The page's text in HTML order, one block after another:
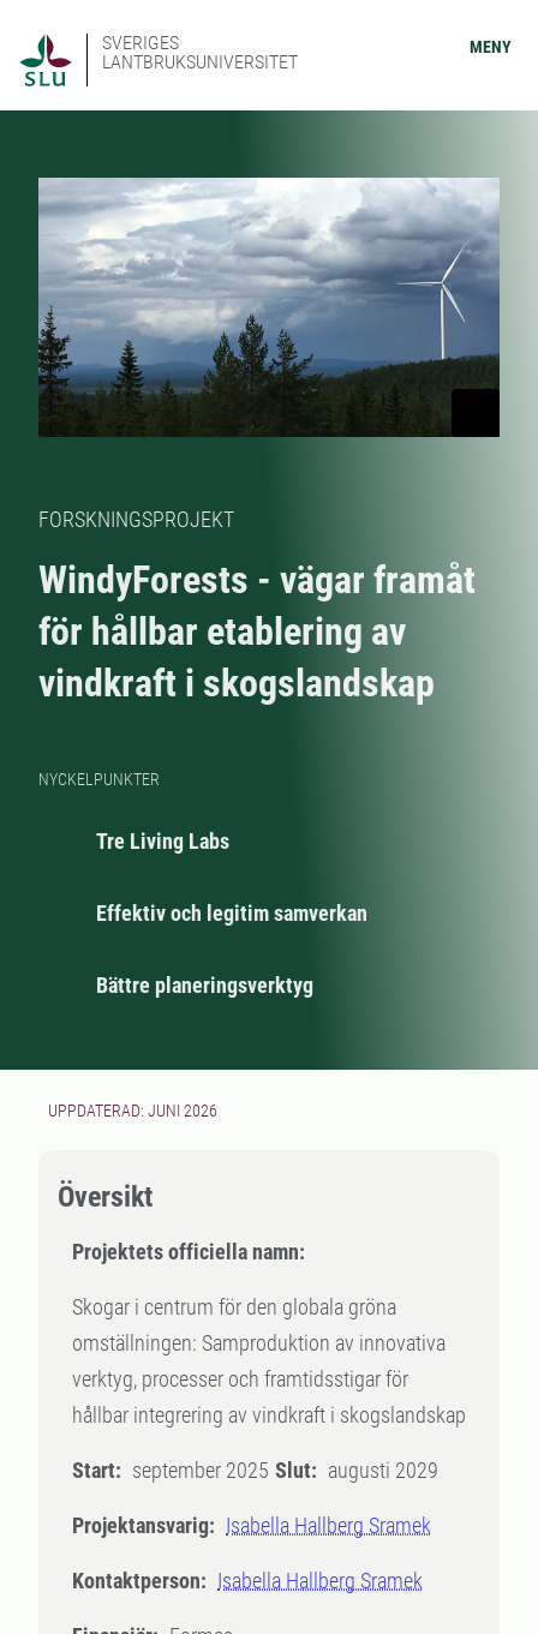
SVERIGES
LANTBRUKSUNIVERSITET
MENY
FORSKNINGSPROJEKT
WindyForests - vägar framåt
för hållbar etablering av
vindkraft i skogslandskap
NYCKELPUNKTER
Tre Living Labs
Effektiv och legitim samverkan
Bättre planeringsverktyg
UPPDATERAD: JUNI 2026
Översikt
Projektets officiella namn:
Skogar i centrum för den globala gröna
omställningen: Samproduktion av innovativa
verktyg, processer och framtidsstigar för
hållbar integrering av vindkraft i skogslandskap
Start: september 2025 Slut: augusti 2029
Projektansvarig: Isabella Hallberg Sramek
Kontaktperson: Isabella Hallberg Sramek